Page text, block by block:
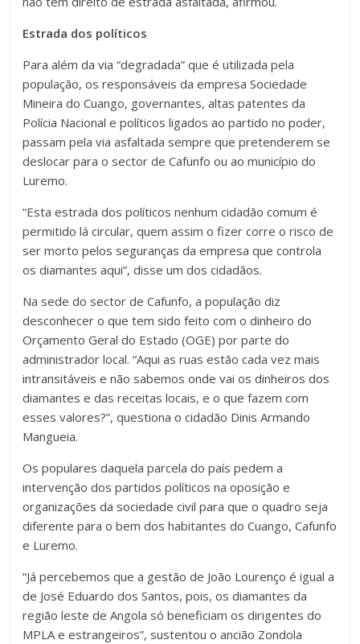
Estrada dos políticos
Para além da via “degradada” que é utilizada pela
população, os responsáveis da empresa Sociedade
Mineira do Cuango, governantes, altas patentes da
Polícia Nacional e políticos ligados ao partido no poder,
passam pela via asfaltada sempre que pretenderem se
deslocar para o sector de Cafunfo ou ao município do
Luremo.
“Esta estrada dos políticos nenhum cidadão comum é
permitido lá circular, quem assim o fizer corre o risco de
ser morto pelos seguranças da empresa que controla
os diamantes aqui”, disse um dos cidadãos.
Na sede do sector de Cafunfo, a população diz
desconhecer o que tem sido feito com o dinheiro do
Orçamento Geral do Estado (OGE) por parte do
administrador local. “Aqui as ruas estão cada vez mais
intransitáveis e não sabemos onde vai os dinheiros dos
diamantes e das receitas locais, e o que fazem com
esses valores?”, questiona o cidadão Dinis Armando
Mangueia.
Os populares daquela parcela do país pedem a
intervenção dos partidos políticos na oposição e
organizações da sociedade civil para que o quadro seja
diferente para o bem dos habitantes do Cuango, Cafunfo
e Luremo.
“Já percebemos que a gestão de João Lourenço é igual a
de José Eduardo dos Santos, pois, os diamantes da
região leste de Angola só beneficiam os dirigentes do
MPLA e estrangeiros”, sustentou o ancião Zondola